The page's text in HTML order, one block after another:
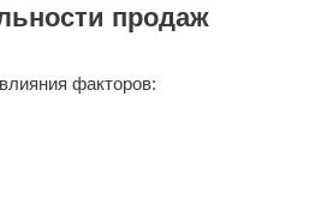
продаж
факторов: